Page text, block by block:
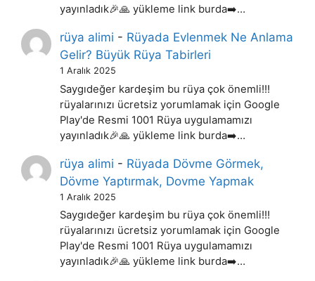
yayınladık🎉🙏 yükleme link burda➡️…
rüya alimi - Rüyada Evlenmek Ne Anlama
Gelir? Büyük Rüya Tabirleri
1 Aralık 2025
Saygıdeğer kardeşim bu rüya çok önemli!!!
rüyalarınızı ücretsiz yorumlamak için Google
Play'de Resmi 1001 Rüya uygulamamızı
yayınladık🎉🙏 yükleme link burda➡️…
rüya alimi - Rüyada Dövme Görmek,
Dövme Yaptırmak, Dovme Yapmak
1 Aralık 2025
Saygıdeğer kardeşim bu rüya çok önemli!!!
rüyalarınızı ücretsiz yorumlamak için Google
Play'de Resmi 1001 Rüya uygulamamızı
yayınladık🎉🙏 yükleme link burda➡️…